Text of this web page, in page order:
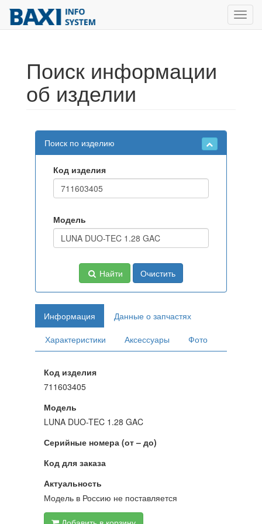
Поиск информации
об изделии
Поиск по изделию
Код изделия
Модель
Найти Очистить
Информация
Данные о запчастях
Характеристики
Аксессуары Фото
Код изделия
711603405
Модель
LUNA DUO-TEC 1.28 GAC
Серийные номера (от – до)
Код для заказа
Актуальность
Модель в Россию не поставляется